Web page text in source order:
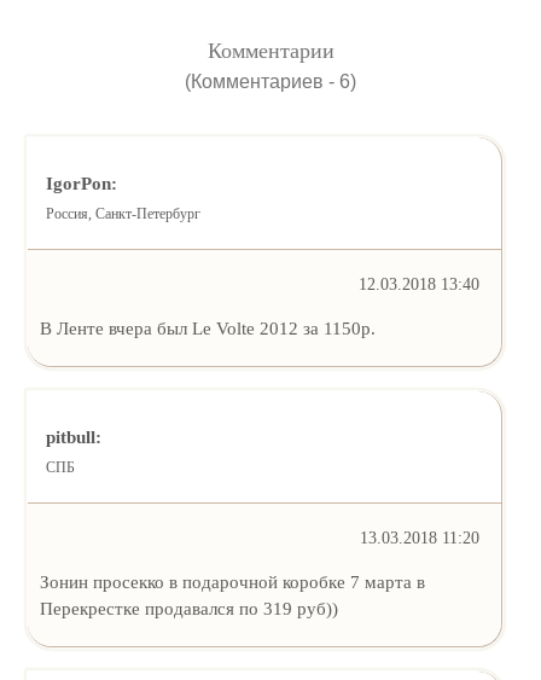
Комментарии
(Комментариев - 6)
IgorPon:
Россия, Санкт-Петербург
12.03.2018 13:40
В Ленте вчера был Le Volte 2012 за 1150р.
pitbull:
СПБ
13.03.2018 11:20
Зонин просекко в подарочной коробке 7 марта в
Перекрестке продавался по 319 руб))